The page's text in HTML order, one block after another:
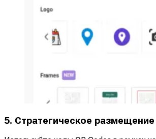
5. Стратегическое размещение